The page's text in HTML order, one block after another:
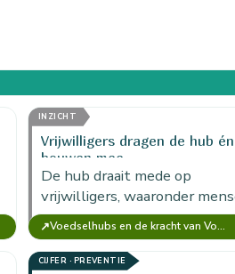
INZICHT
Vrijwilligers dragen de hub én
bouwen mee
De hub draait mede op
vrijwilligers, waaronder
met afstand tot de
hun inzet levert zowel
operationele waarde als…
↗ Voedselhubs en de kracht van Voedselcirkel Amsterdam
CIJFER · PREVENTIE